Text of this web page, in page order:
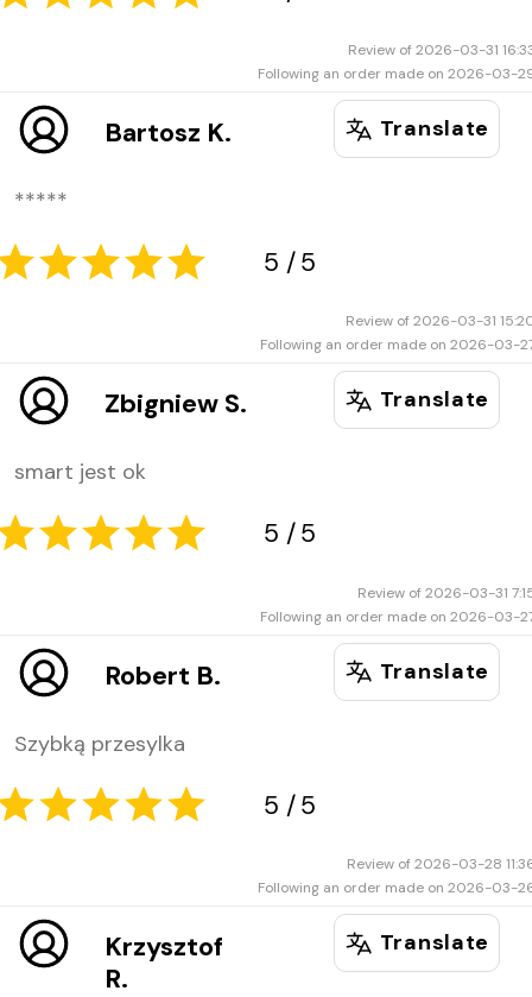
5 5
Review of 2026-03-31
Following an order made on 2026-03-
Bartosz K. Translate
*****
5
Review of 2026-03-31
Following an order made on 2026-03-
Zbigniew S. Translate
smart jest ok
5
Review of 2026-03-31
Following an order made on 2026-03-
Robert B. Translate
Szybką przesylka
Review of 2026-03-28
Following an order made on 2026-03-
Krzysztof
R.
Translate